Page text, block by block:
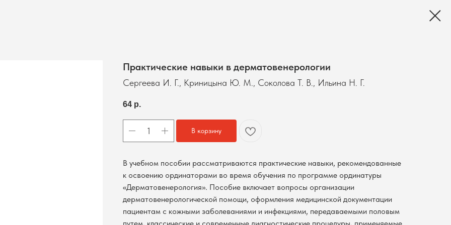
Практические навыки в дерматовенерологии
Сергеева И. Г., Криницына Ю. М., Соколова Т. В., Ильина Н. Г.
64 р.
В корзину
В учебном пособии рассматриваются практические навыки, рекомендованные
к освоению ординаторами во время обучения по программе ординатуры
«Дерматовенерология». Пособие включает вопросы организации
дерматовенерологической помощи, оформления медицинской документации
пациентам с кожными заболеваниями и инфекциями, передаваемыми половым